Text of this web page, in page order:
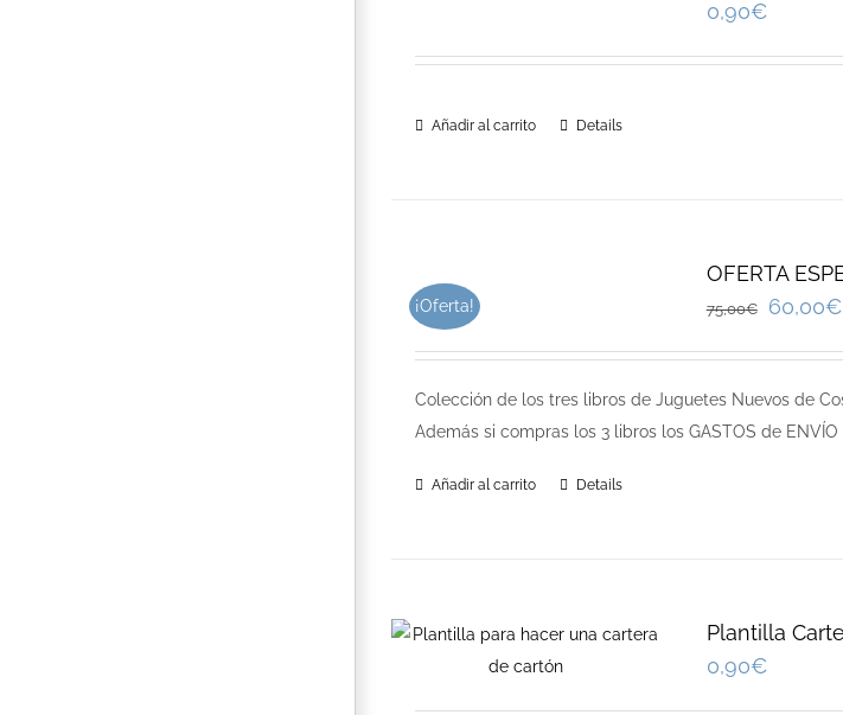
0,90€
Añadir al carrito Details
¡Oferta!
OFERTA
75,00€ 60,00€
Colección de los tres libros de Juguetes Nuevos de
Además si compras los 3 libros los GASTOS de ENVÍO
Añadir al carrito Details
Plantilla
0,90€